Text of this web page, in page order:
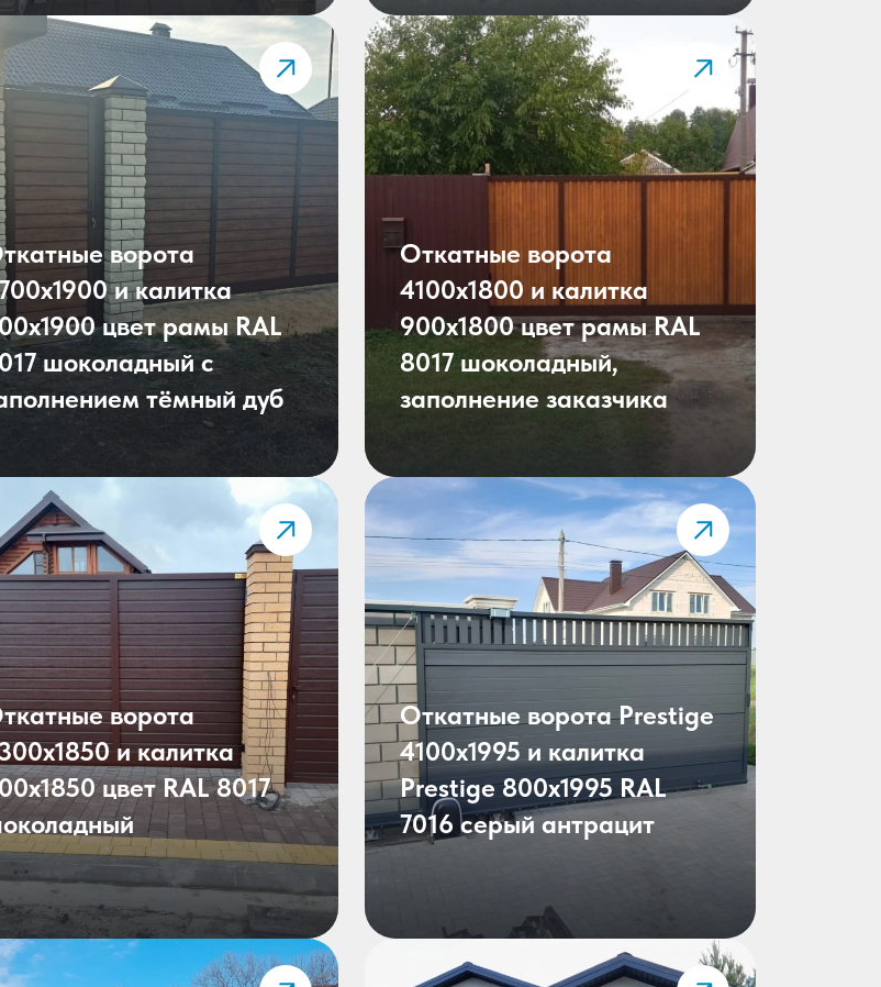
ворота
и калитка
цвет рамы RAL
шоколадный с
тёмный дуб
Откатные ворота
4100х1800 и калитка
900х1800 цвет рамы RAL
8017 шоколадный,
заполнение заказчика
ворота
и калитка
цвет RAL 8017
Откатные ворота Prestige
4100x1995 и калитка
Prestige 800х1995 RAL
7016 серый антрацит